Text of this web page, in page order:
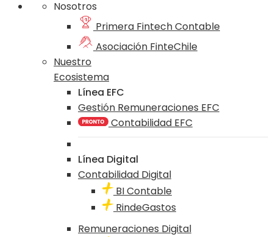
Nosotros
Primera Fintech Contable
Asociación FinteChile
Nuestro
Ecosistema
Línea EFC
Gestión Remuneraciones EFC
Contabilidad EFC
Línea Digital
Contabilidad Digital
BI Contable
RindeGastos
Remuneraciones Digital